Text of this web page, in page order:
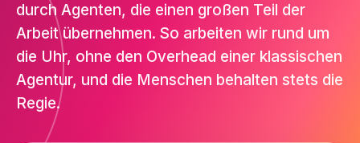
durch Agenten, die einen großen Teil der
Arbeit übernehmen. So arbeiten wir rund um
die Uhr, ohne den Overhead einer klassischen
Agentur, und die Menschen behalten stets die
Regie.